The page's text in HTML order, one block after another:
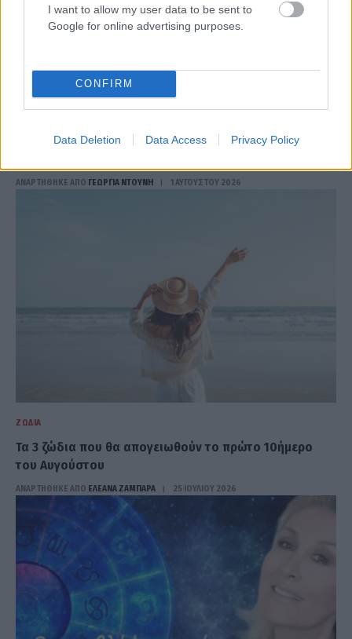
I want to allow my user data to be sent to
Google for online advertising purposes.
CONFIRM
Data Deletion Data Access Privacy Policy
Τα 2 ζώδια που θα ζήσουν το πιο τυχερό
ΑΝΑΡΤΗΘΗΚΕ ΑΠΟ ΓΕΩΡΓΊΑ ΝΤΟΎΝΗ 1 ΑΥΓΟΎΣΤΟΥ 2026
ΖΏΔΙΑ
Τα 3 ζώδια που θα απογειωθούν το πρώτο 10ήμερο
του Αυγούστου
ΑΝΑΡΤΗΘΗΚΕ ΑΠΟ ΕΛΕΑΝΑ ΖΑΜΠΑΡΑ 25 ΙΟΥΛΊΟΥ 2026